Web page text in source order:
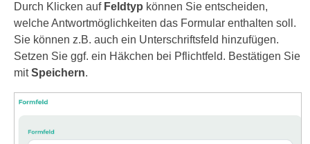
Durch Klicken auf Feldtyp können Sie entscheiden,
welche Antwortmöglichkeiten das Formular enthalten soll.
Sie können z.B. auch ein Unterschriftsfeld hinzufügen.
Setzen Sie ggf. ein Häkchen bei Pflichtfeld. Bestätigen Sie
mitSpeichern.